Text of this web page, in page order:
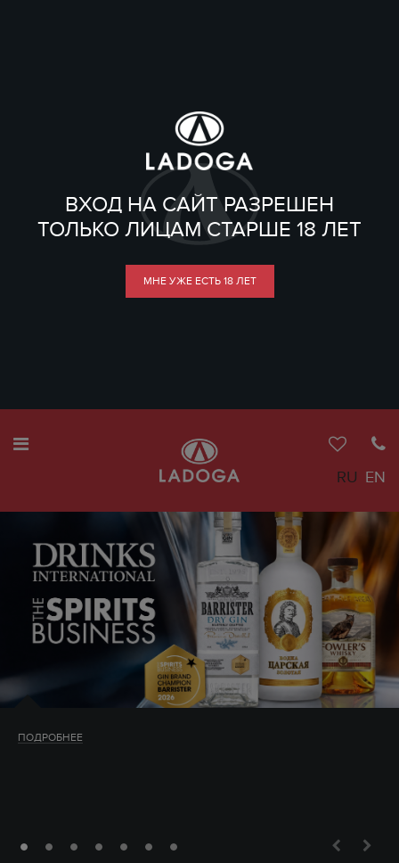
ВХОД НА САЙТ РАЗРЕШЕН
ТОЛЬКО ЛИЦАМ СТАРШЕ 18 ЛЕТ
МНЕ УЖЕ ЕСТЬ 18 ЛЕТ
RU EN
ПОДРОБНЕЕ